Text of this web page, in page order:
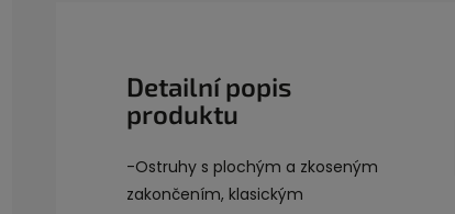
Detailní popis
produktu
-Ostruhy s plochým a zkoseným
zakončením, klasickým